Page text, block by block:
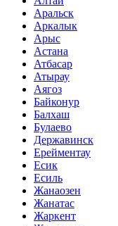
Аральск
Аркалык
Арыс
Астана
Атбасар
Атырау
Аягоз
Байконур
Балхаш
Булаево
Державинск
Ерейментау
Есик
Есиль
Жанаозен
Жанатас
Жаркент